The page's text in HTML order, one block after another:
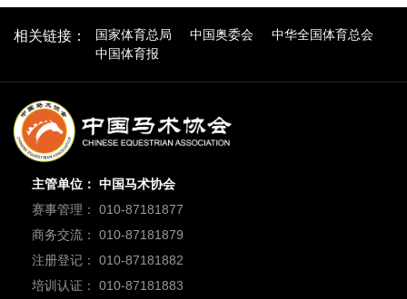
相关链接： 国家体育总局 中国奥委会
中华全国体育总会
中国体育报
主管单位： 中国马术协会
赛事管理： 010-87181877
商务交流： 010-87181879
注册登记： 010-87181882
培训认证： 010-87181883